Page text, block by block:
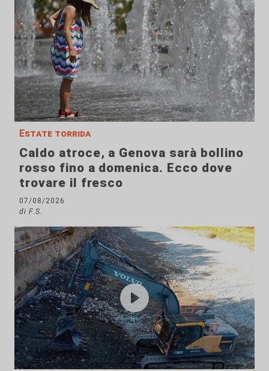
Estate torrida
Caldo atroce, a Genova sarà bollino
rosso fino a domenica. Ecco dove
trovare il fresco
07/08/2026
di F.S.